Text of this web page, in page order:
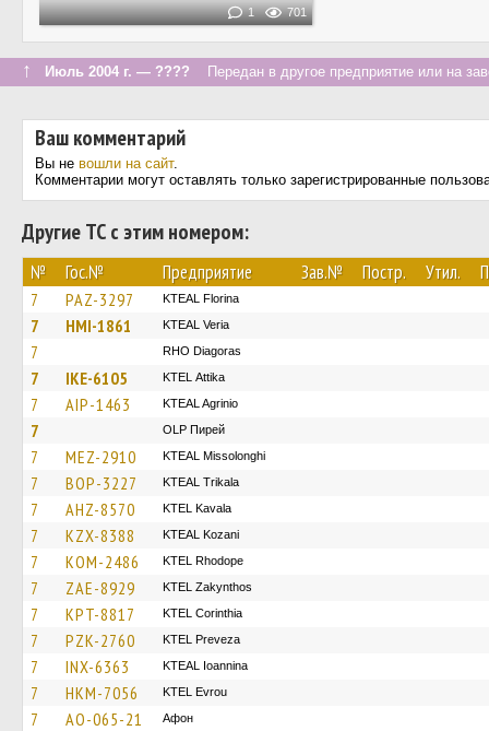
1 701
↑ Июль 2004 г. — ???? Передан в другое предприятие или на
Ваш комментарий
Вы не вошли на сайт.
Комментарии могут оставлять только зарегистрированные
Другие ТС с этим номером:
№ Гос.№ Предприятие Зав.№ Постр. Утил.
7 PAZ-3297 KTEAL Florina
7 HMI-1861 KTEAL Veria
7 RHO Diagoras
7 IKE-6105 KΤΕL Αttika
7 AIP-1463 KTEAL Agrinio
7 OLP Пирей
7 MEZ-2910 KTEAL Missolonghi
7 BOP-3227 KTEAL Trikala
7 AHZ-8570 KTEL Kavala
7 KZX-8388 KTEAL Kozani
7 KOM-2486 KTEL Rhodope
7 ZAE-8929 KTEL Zakynthos
7 KPT-8817 KTEL Corinthia
7 PZK-2760 KTEL Preveza
7 INX-6363 KTEAL Ioannina
7 HKM-7056 KTEL Evrou
7 AO-065-21 Афон